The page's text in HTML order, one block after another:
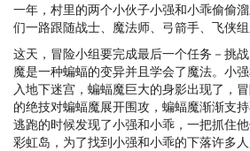
一年，村里的两个小伙子小强和小乖偷偷
们一路跟随战士、魔法师、弓箭手、飞侠组
这天，冒险小组要完成最后一个任务－挑
魔是一种蝙蝠的变异并且学会了魔法。小
入地下迷宫，蝙蝠魔巨大的身影出现了，
的绝技对蝙蝠魔展开围攻，蝙蝠魔渐渐支
逃跑的时候发现了小强和小乖，一把抓住
彩虹岛，为了找到小强和小乖的下落许多